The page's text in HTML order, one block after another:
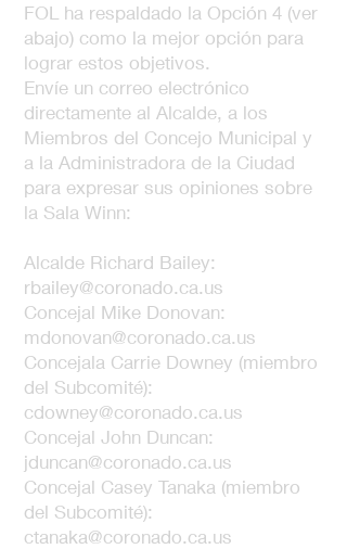
FOL ha respaldado la Opción 4 (ver
abajo) como la mejor opción para
lograr estos objetivos.
Envíe un correo electrónico
directamente al Alcalde, a los
Miembros del Concejo Municipal y
a la Administradora de la Ciudad
para expresar sus opiniones sobre
la Sala Winn:
Alcalde Richard Bailey:
rbailey@coronado.ca.us
Concejal Mike Donovan:
mdonovan@coronado.ca.us
Concejala Carrie Downey (miembro
del Subcomité):
cdowney@coronado.ca.us
Concejal John Duncan:
jduncan@coronado.ca.us
Concejal Casey Tanaka (miembro
del Subcomité):
ctanaka@coronado.ca.us